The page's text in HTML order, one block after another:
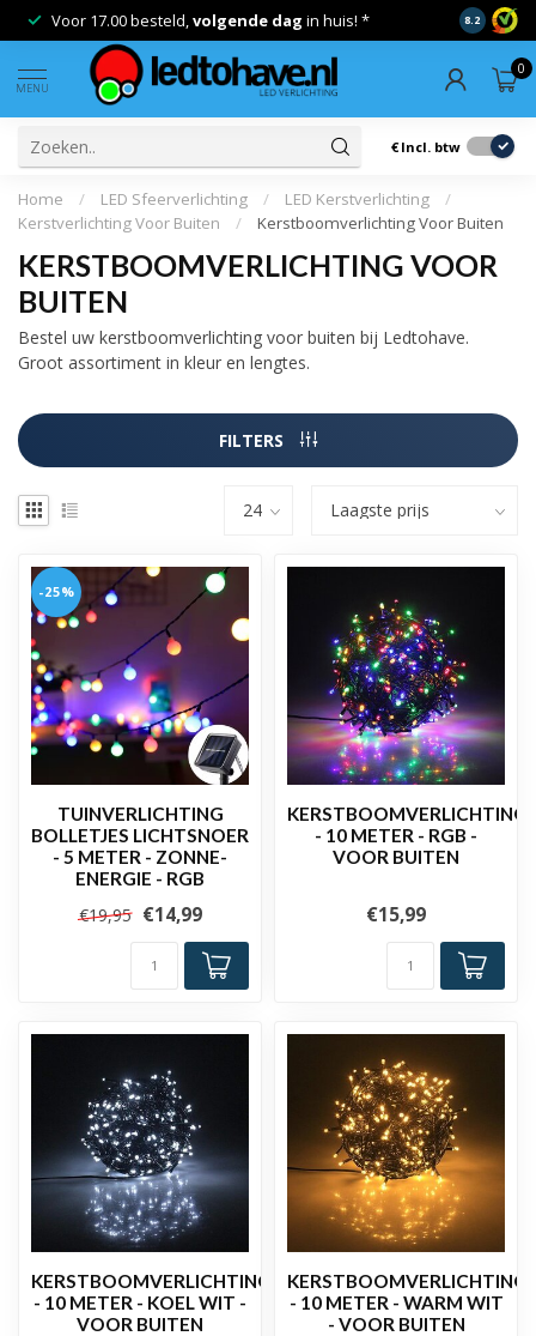
Voor 17.00 besteld,volgende dagin huis! * Gratis
8.2
MENU
0
€ Incl. btw
Home / LED Sfeerverlichting / LED Kerstverlichting
/
Kerstverlichting Voor Buiten
/ Kerstboomverlichting Voor Buiten
KERSTBOOMVERLICHTING VOOR
BUITEN
Bestel uw kerstboomverlichting voor buiten bij Ledtohave.
Groot assortiment in kleur en lengtes.
FILTERS
-25%
TUINVERLICHTING
BOLLETJES LICHTSNOER
- 5 METER - ZONNE-
ENERGIE - RGB
€19,95 €14,99
KERSTBOOMVERLICHTING
- 10 METER - RGB -
VOOR BUITEN
€15,99
KERSTBOOMVERLICHTING
- 10 METER - KOEL WIT -
VOOR BUITEN
KERSTBOOMVERLICHTING
- 10 METER - WARM WIT
- VOOR BUITEN